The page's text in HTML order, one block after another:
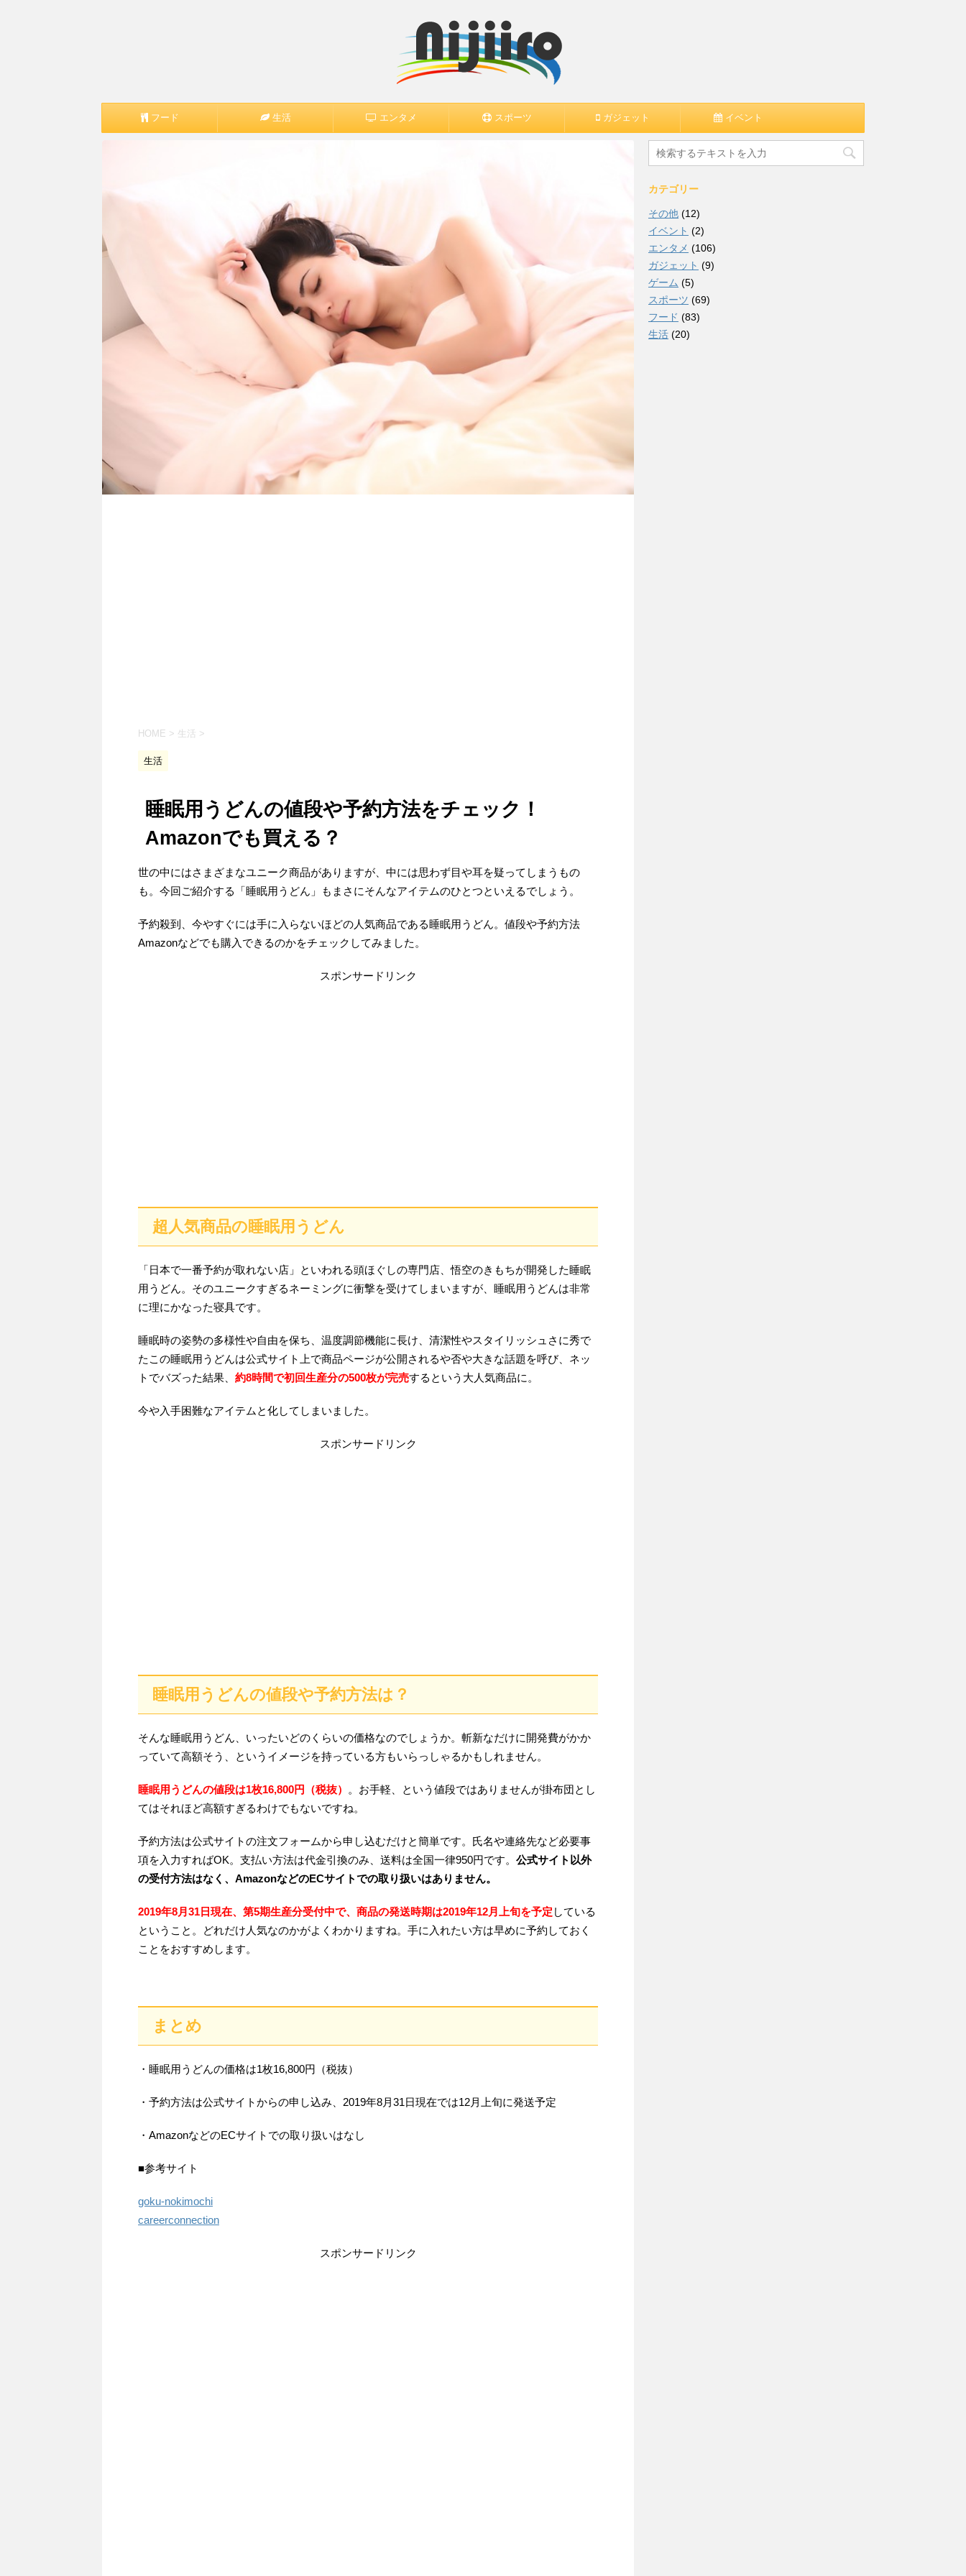
フード 生活 エンタメ スポーツ ガジェット イベント
HOME > 生活 >
生活
睡眠用うどんの値段や予約方法をチェック！
Amazonでも買える？
世の中にはさまざまなユニーク商品がありますが、中には思わず目や耳を疑ってしまうもの
も。今回ご紹介する「睡眠用うどん」もまさにそんなアイテムのひとつといえるでしょう。
予約殺到、今やすぐには手に入らないほどの人気商品である睡眠用うどん。値段や予約方法
Amazonなどでも購入できるのかをチェックしてみました。
スポンサードリンク
超人気商品の睡眠用うどん
「日本で一番予約が取れない店」といわれる頭ほぐしの専門店、悟空のきもちが開発した睡眠
用うどん。そのユニークすぎるネーミングに衝撃を受けてしまいますが、睡眠用うどんは非常
に理にかなった寝具です。
睡眠時の姿勢の多様性や自由を保ち、温度調節機能に長け、清潔性やスタイリッシュさに秀で
たこの睡眠用うどんは公式サイト上で商品ページが公開されるや否や大きな話題を呼び、ネッ
トでバズった結果、 約8時間で初回生産分の500枚が完売するという大人気商品に。
今や入手困難なアイテムと化してしまいました。
スポンサードリンク
睡眠用うどんの値段や予約方法は？
そんな睡眠用うどん、いったいどのくらいの価格なのでしょうか。斬新なだけに開発費がかか
っていて高額そう、というイメージを持っている方もいらっしゃるかもしれません。
睡眠用うどんの値段は1枚16,800円（税抜）
。お手軽、という値段ではありませんが掛布団とし
てはそれほど高額すぎるわけでもないですね。
予約方法は公式サイトの注文フォームから申し込むだけと簡単です。氏名や連絡先など必要事
項を入力すればOK。支払い方法は代金引換のみ、送料は全国一律950円です。 公式サイト以外
の受付方法はなく、AmazonなどのECサイトでの取り扱いはありません。
2019年8月31日現在、第5期生産分受付中で、商品の発送時期は2019年12月上旬を予定 している
ということ。どれだけ人気なのかがよくわかりますね。手に入れたい方は早めに予約しておく
ことをおすすめします。
まとめ
・睡眠用うどんの価格は1枚16,800円（税抜）
・予約方法は公式サイトからの申し込み、2019年8月31日現在では12月上旬に発送予定
・AmazonなどのECサイトでの取り扱いはなし
■参考サイト
goku-nokimochi
careerconnection
スポンサードリンク
カテゴリー
その他 (12)
イベント (2)
エンタメ (106)
ガジェット (9)
ゲーム (5)
スポーツ (69)
フード (83)
生活 (20)